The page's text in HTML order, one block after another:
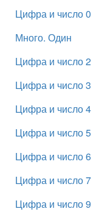
Цифра и число 0
Много. Один
Цифра и число 2
Цифра и число 3
Цифра и число 4
Цифра и число 5
Цифра и число 6
Цифра и число 7
Цифра и число 9